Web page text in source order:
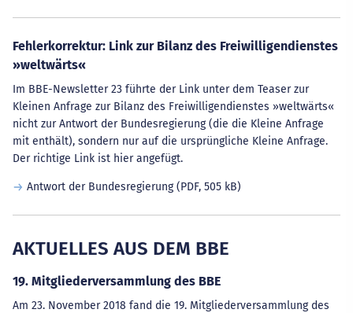
Fehlerkorrektur: Link zur Bilanz des Freiwilligendienstes
»weltwärts«
Im BBE-Newsletter 23 führte der Link unter dem Teaser zur
Kleinen Anfrage zur Bilanz des Freiwilligendienstes »weltwärts«
nicht zur Antwort der Bundesregierung (die die Kleine Anfrage
mit enthält), sondern nur auf die ursprüngliche Kleine Anfrage.
Der richtige Link ist hier angefügt.
Antwort der Bundesregierung(PDF, 505 kB)
AKTUELLES AUS DEM BBE
19. Mitgliederversammlung des BBE
Am 23. November 2018 fand die 19. Mitgliederversammlung des